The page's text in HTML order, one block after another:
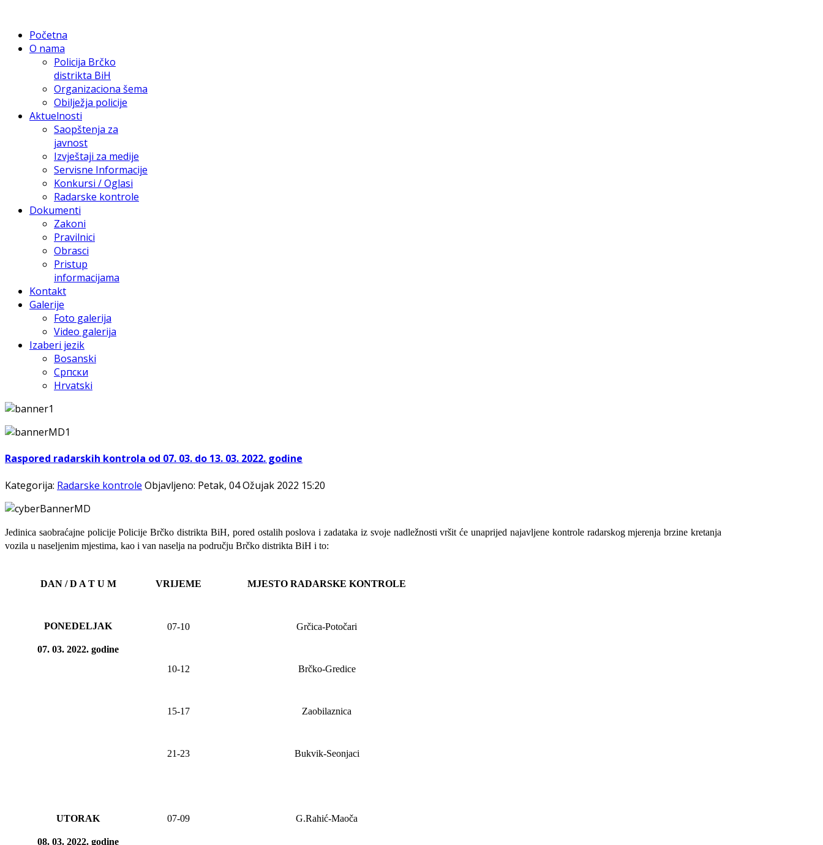
Početna
O nama
Policija Brčko
distrikta BiH
Organizaciona šema
Obilježja policije
Aktuelnosti
Saopštenja za
javnost
Izvještaji za medije
Servisne Informacije
Konkursi / Oglasi
Radarske kontrole
Dokumenti
Zakoni
Pravilnici
Obrasci
Pristup
informacijama
Kontakt
Galerije
Foto galerija
Video galerija
Izaberi jezik
Bosanski
Српски
Hrvatski
Raspored radarskih kontrola od 07. 03. do 13. 03. 2022. godine
Kategorija: Radarske kontrole Objavljeno: Petak, 04 Ožujak 2022 15:20
Jedinica saobraćajne policije Policije Brčko distrikta BiH, pored ostalih poslova i zadataka iz svoje nadležnostivršit će unaprijed najavljenekontrole radarskog mjerenja brzine kretanja
vozila u naseljenim mjestima, kao i van naselja na području Brčko distrikta BiH i to:
DAN / D A T U M VRIJEME MJESTO RADARSKE KONTROLE
PONEDELJAK
07. 03. 2022. godine
07-10 Grčica-Potočari
10-12 Brčko-Gredice
1 5-1 7 Zaobilaznica
21-23 Bukvik-Seonjaci
UTORAK
08. 03. 2022. godine
07-09 G.Rahić-Maoča